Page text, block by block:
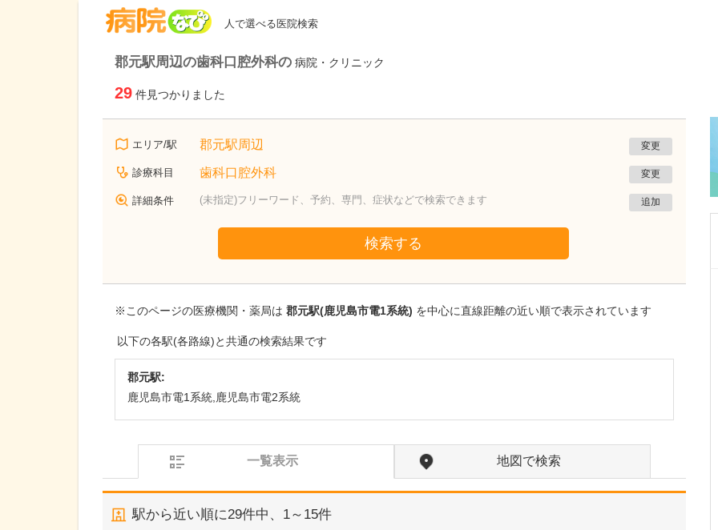
人で選べる医院検索
郡元駅周辺の歯科口腔外科の 病院・クリニック
29 件見つかりました
エリア/駅 郡元駅周辺 変更
診療科目 歯科口腔外科 変更
詳細条件 (未指定)フリーワード、予約、専門、症状などで検索できます 追加
検索する
※このページの医療機関・薬局は 郡元駅(鹿児島市電1系統) を中心に直線距離の近い順で表示されています
以下の各駅(各路線)と共通の検索結果です
郡元駅:
鹿児島市電1系統,鹿児島市電2系統
一覧表示 地図で検索
駅から近い順に29件中、 1～15件
鹿児島県鹿児島市
あいろ歯科医院
っていたのですが、その
先生の治療を受けたこと
で認識が変わりました。
子どもにとって歯科医院